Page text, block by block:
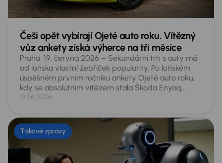
Češi opět vybírají Ojeté auto roku. Vítězný
vůz ankety získá výherce na tři měsíce
Praha, 19. června 2026 – Sekundární trh s auty má
od loňska vlastní žebříček popularity. Po loňském
úspěšném prvním ročníku ankety Ojeté auto roku,
kdy se absolutním vítězem stala Škoda Enyaq,
spouští AURES Holdings druhý ročník hlasování
19.06.2026
Tiskové zprávy